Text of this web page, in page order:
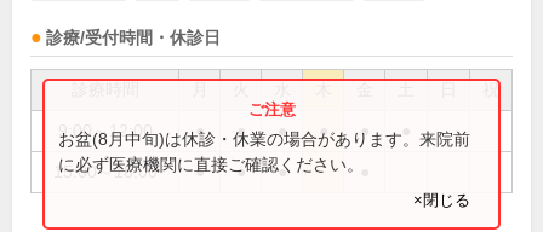
診療/受付時間・休診日
祝
9:00～12:00 ● ● ● ● ●
15:00～18:00 ● ● ●
お盆(8月中旬)は休診・休業の場合があります。来院前
に必ず医療機関に直接ご確認ください。
×閉じる